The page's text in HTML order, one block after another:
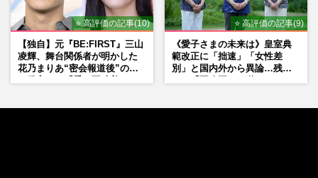
⭐ 高評価の記事(10)
【独自】元『BE:FIRST』三山
凌輝、舞台関係者が明かした
花乃まりあ“密会報道後”の呆
⭐ 高評価の記事(9)
《愛子さまの未来は》皇室典
範改正に「拙速」「女性差
別」と国内外から異論…残さ